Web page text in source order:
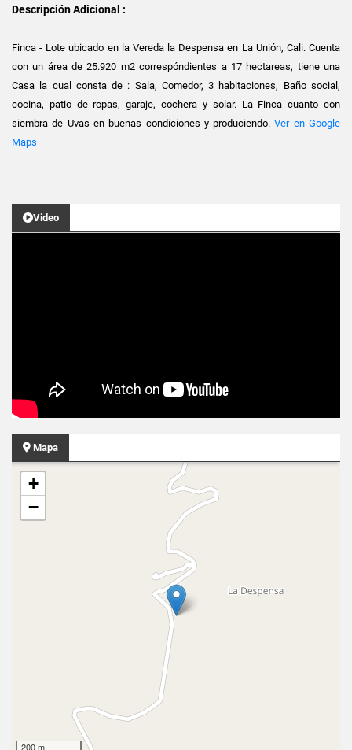
Descripción Adicional :
Finca - Lote ubicado en la Vereda la Despensa en La Unión, Cali. Cuenta
con un área de 25.920 m2 correspóndientes a 17 hectareas, tiene una
Casa la cual consta de : Sala, Comedor, 3 habitaciones, Baño social,
cocina, patio de ropas, garaje, cochera y solar. La Finca cuanto con
siembra de Uvas en buenas condiciones y produciendo.Ver en Google
Maps
Video
Mapa
+
−
200 m